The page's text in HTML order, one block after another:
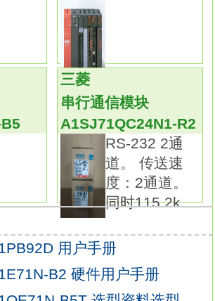
制系统I/O点数的估算。输出形
漏型。
。
0.1mA以下。
。
流：DC12V/DC24V/0.5mA。
。
可拆卸型。
端子台，维护时可在保持配线
模块。2通道。
，DC4～20mA。
：-2000～2000，-1000～
2通道。
三菱
串行通信模块
A1SJ71QC24N1-R2
RS-232 2通
道。 传送速
度：2通道。
同时115.2k
用户手册
B2 硬件用户手册